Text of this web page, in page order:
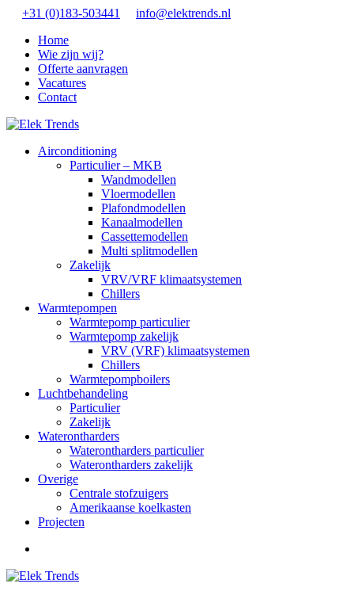
+31 (0)183-503441
info@elektrends.nl
Home
Wie zijn wij?
Offerte aanvragen
Vacatures
Contact
Airconditioning
Particulier – MKB
Wandmodellen
Vloermodellen
Plafondmodellen
Kanaalmodellen
Cassettemodellen
Multi splitmodellen
Zakelijk
VRV/VRF klimaatsystemen
Chillers
Warmtepompen
Warmtepomp particulier
Warmtepomp zakelijk
VRV (VRF) klimaatsystemen
Chillers
Warmtepompboilers
Luchtbehandeling
Particulier
Zakelijk
Waterontharders
Waterontharders particulier
Waterontharders zakelijk
Overige
Centrale stofzuigers
Amerikaanse koelkasten
Projecten